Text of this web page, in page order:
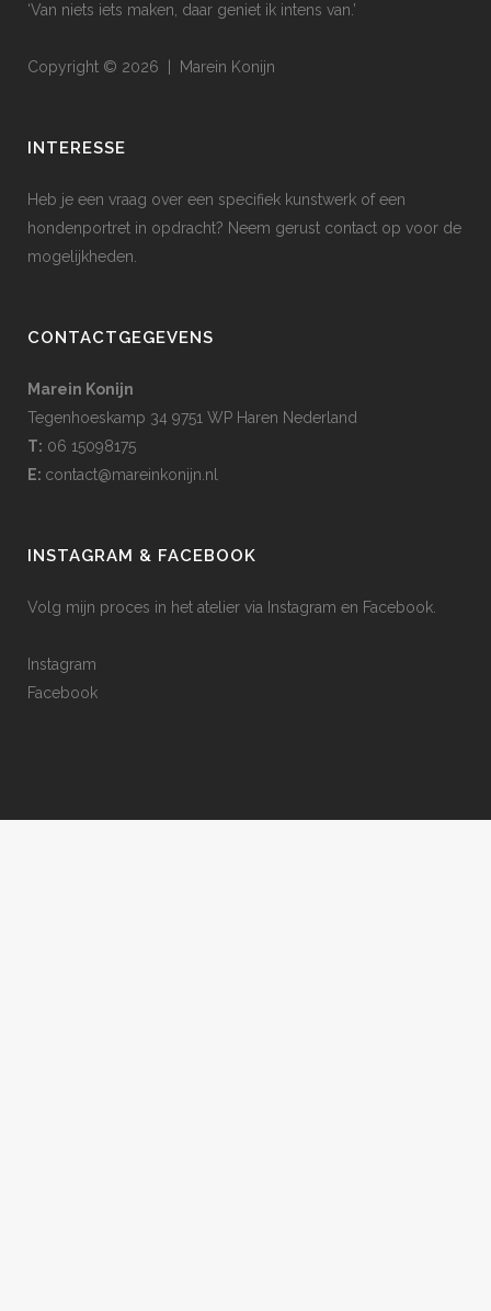
‘Van niets iets maken, daar geniet ik intens van.’
Copyright © 2026 | Marein Konijn
INTERESSE
Heb je een vraag over een specifiek kunstwerk of een
hondenportret in opdracht? Neem gerust contact op voor de
mogelijkheden.
CONTACTGEGEVENS
Marein Konijn
Tegenhoeskamp 34 9751 WP Haren Nederland
T: 06 15098175
E: contact@mareinkonijn.nl
INSTAGRAM & FACEBOOK
Volg mijn proces in het atelier via Instagram en Facebook.
Instagram
Facebook